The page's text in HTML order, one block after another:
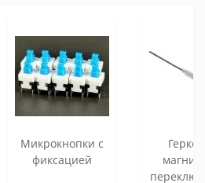
Микрокнопки с
фиксацией